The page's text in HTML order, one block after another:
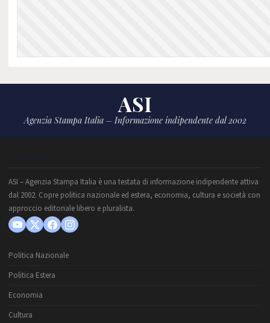
ASI
Agenzia Stampa Italia – Informazione indipendente dal 2002
CHI SIAMO
ASI – Agenzia Stampa Italia è una testata di informazione indipendente attiva
dal 2002. Copre politica nazionale ed estera, economia, cultura e società con
approccio editoriale libero e pluralista.
Politica Nazionale
Politica Estera
Economia
Cultura